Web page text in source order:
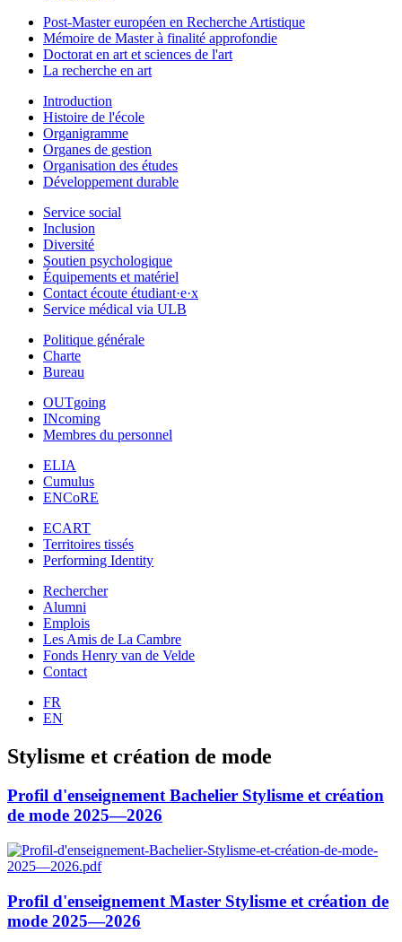
Post-Master européen en Recherche Artistique
Mémoire de Master à finalité approfondie
Doctorat en art et sciences de l'art
La recherche en art
Introduction
Histoire de l'école
Organigramme
Organes de gestion
Organisation des études
Développement durable
Service social
Inclusion
Diversité
Soutien psychologique
Équipements et matériel
Contact écoute étudiant·e·x
Service médical via ULB
Politique générale
Charte
Bureau
OUTgoing
INcoming
Membres du personnel
ELIA
Cumulus
ENCoRE
ECART
Territoires tissés
Performing Identity
Rechercher
Alumni
Emplois
Les Amis de La Cambre
Fonds Henry van de Velde
Contact
FR
EN
Stylisme et création de mode
Profil d'enseignement Bachelier Stylisme et création
de mode 2025—2026
Profil d'enseignement Master Stylisme et création de
mode 2025—2026